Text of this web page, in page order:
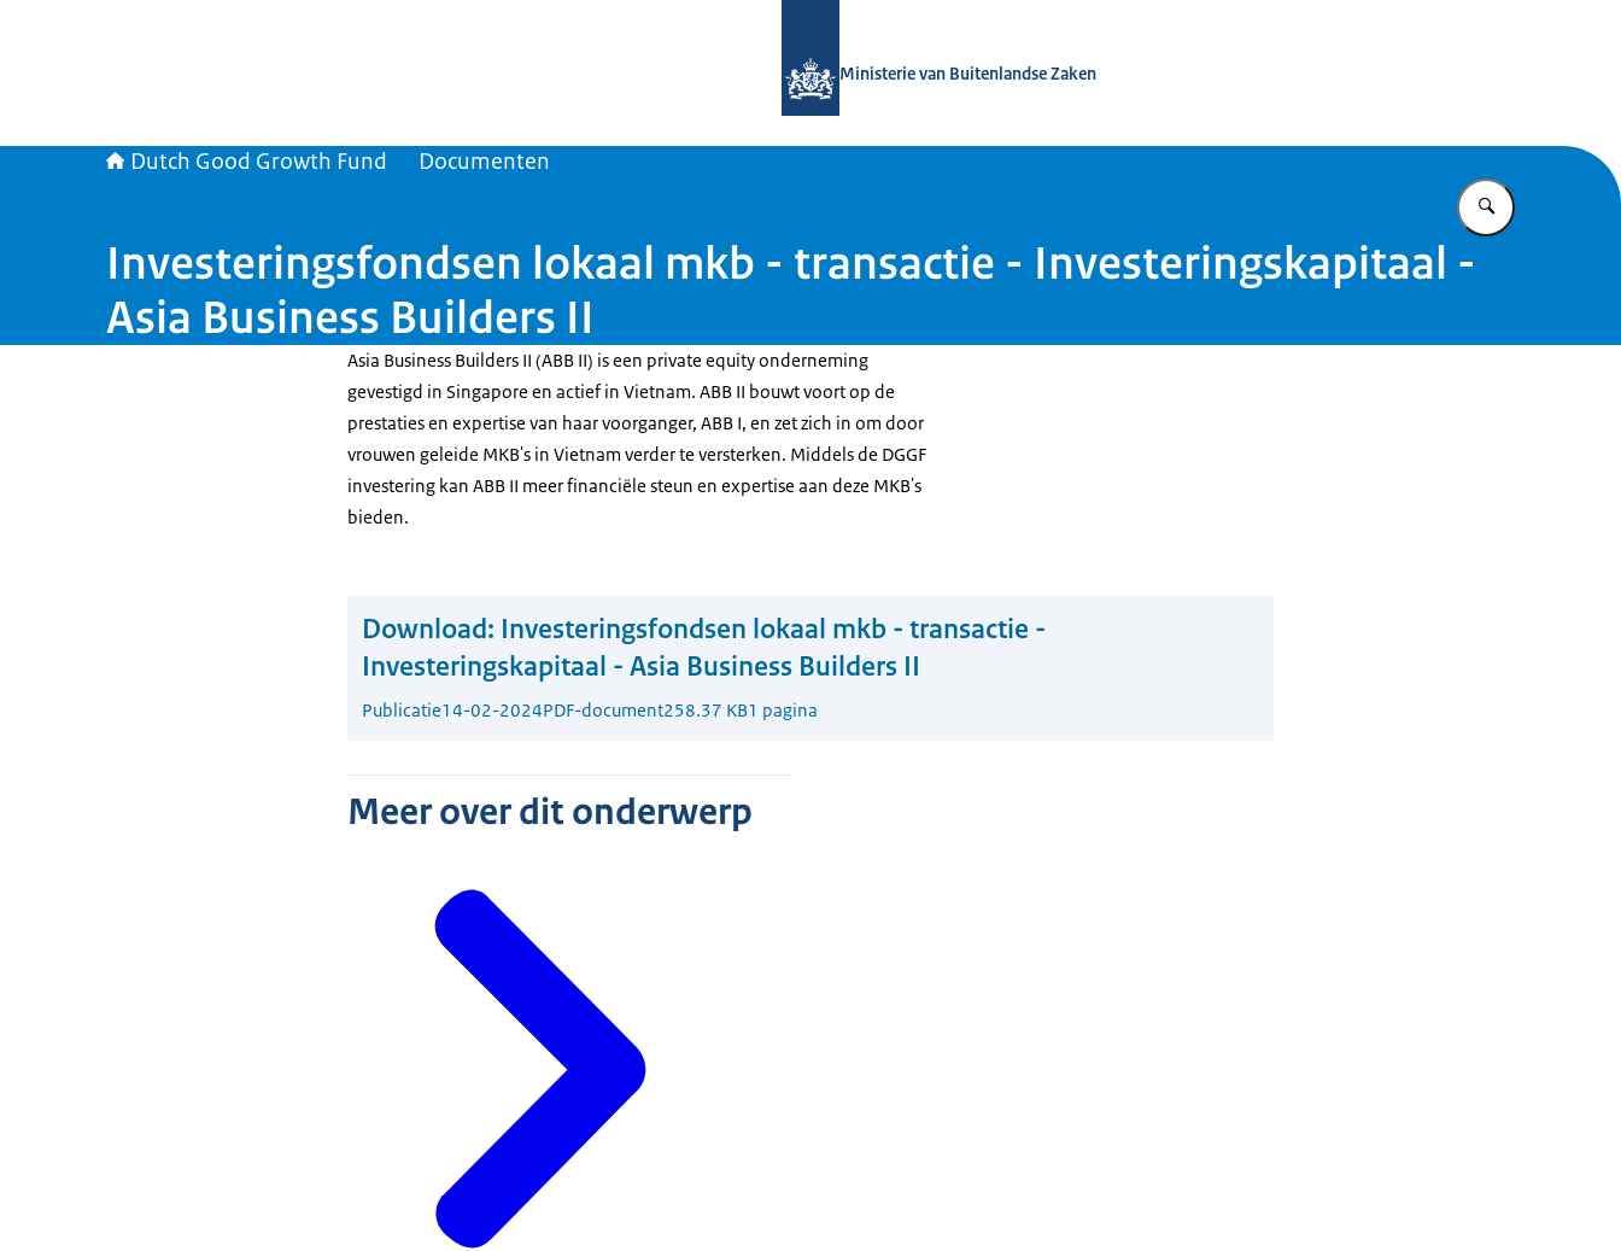
Ministerie van Buitenlandse Zaken
Dutch Good Growth Fund Documenten
Vul in wat u
Investeringsfondsen lokaal mkb - transactie - Investeringskapitaal -
Asia Business Builders II
Asia Business Builders II (ABB II) is een private equity onderneming
gevestigd in Singapore en actief in Vietnam. ABB II bouwt voort op de
prestaties en expertise van haar voorganger, ABB I, en zet zich in om door
vrouwen geleide MKB's in Vietnam verder te versterken. Middels de DGGF
investering kan ABB II meer financiële steun en expertise aan deze MKB's
bieden.
Download: Investeringsfondsen lokaal mkb - transactie -
Investeringskapitaal - Asia Business Builders II
Publicatie14-02-2024PDF-document258.37 KB1 pagina
Meer over dit onderwerp